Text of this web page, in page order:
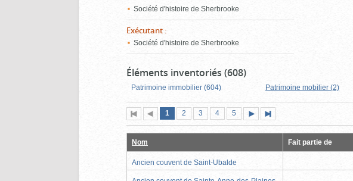
Société d'histoire de Sherbrooke
Exécutant :
Société d'histoire de Sherbrooke
Éléments inventoriés (608)
Patrimoine immobilier (604) Patrimoine mobilier (2)
Première
page
Page
précédente
Page
1 (page
actuelle)
Page
2 Page
3 Page
4 Page
5
suivante
page
Nom Fait partie de
Ancien couvent de Saint-Ubalde